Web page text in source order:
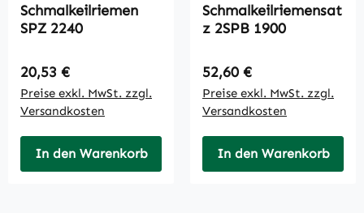
Schmalkeilriemen
SPZ 2240
Regulärer Preis:
20,53 €
Preise exkl. MwSt. zzgl.
Versandkosten
In den Warenkorb
Schmalkeilriemensat
z 2SPB 1900
Regulärer Preis:
52,60 €
Preise exkl. MwSt. zzgl.
Versandkosten
In den Warenkorb